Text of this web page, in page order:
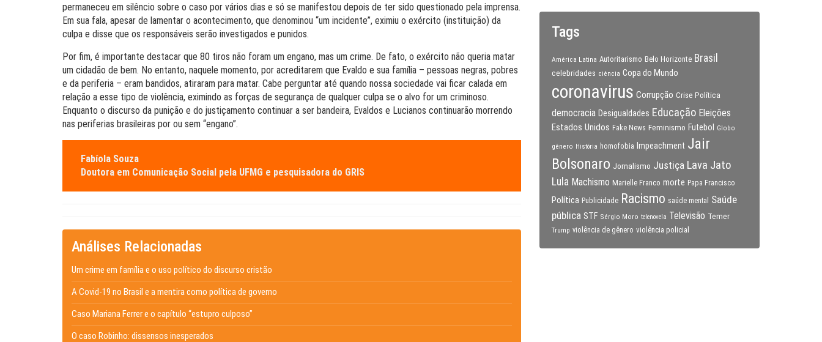
permaneceu em silêncio sobre o caso por vários dias e só se manifestou depois de ter sido questionado pela imprensa.
Em sua fala, apesar de lamentar o acontecimento, que denominou “um incidente”, eximiu o exército (instituição) da
culpa e disse que os responsáveis serão investigados e punidos.
Por fim, é importante destacar que 80 tiros não foram um engano, mas um crime. De fato, o exército não queria matar
um cidadão de bem. No entanto, naquele momento, por acreditarem que Evaldo e sua família – pessoas negras, pobres
e da periferia – eram bandidos, atiraram para matar. Cabe perguntar até quando nossa sociedade vai ficar calada em
relação a esse tipo de violência, eximindo as forças de segurança de qualquer culpa se o alvo for um criminoso.
Enquanto o discurso da punição e do justiçamento continuar a ser bandeira, Evaldos e Lucianos continuarão morrendo
nas periferias brasileiras por ou sem “engano”.
Fabíola Souza
Doutora em Comunicação Social pela UFMG e pesquisadora do GRIS
Análises Relacionadas
Um crime em família e o uso político do discurso cristão
A Covid-19 no Brasil e a mentira como política de governo
Caso Mariana Ferrer e o capítulo “estupro culposo”
O caso Robinho: dissensos inesperados
Tags
América Latina Autoritarismo Belo Horizonte Brasil
celebridades ciência Copa do Mundo
coronavirus Corrupção Crise Política
democracia Desigualdades Educação Eleições
Estados Unidos Fake News Feminismo Futebol Globo
gênero História homofobia Impeachment Jair
Bolsonaro Jornalismo Justiça Lava Jato
Lula Machismo Marielle Franco morte Papa Francisco
Política Publicidade Racismo saúde mental
Saúde
pública STF Sérgio Moro telenovela Televisão Temer
Trump violência de gênero violência policial